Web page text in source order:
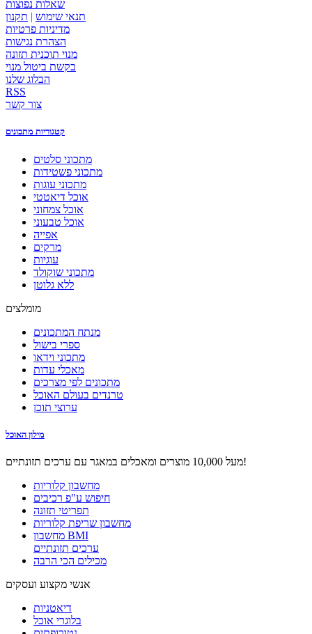
שאלות נפוצות
תנאי שימוש | תקנון
מדיניות פרטיות
הצהרת נגישות
מנוי תוכנית תזונה
בקשת ביטול מנוי
הבלוג שלנו
RSS
צור קשר
קטגוריות מתכונים
מתכוני סלטים
מתכוני פשטידות
מתכוני עוגות
אוכל דיאטטי
אוכל צמחוני
אוכל טבעוני
אפייה
מרקים
עוגיות
מתכוני שוקולד
ללא גלוטן
מומלצים
מנתח המתכונים
ספרי בישול
מתכוני וידאו
מאכלי עדות
מתכונים לפי מצרכים
טרנדים בעולם האוכל
ערוצי תוכן
מילון האוכל
מעל 10,000 מוצרים ומאכלים במאגר עם ערכים תזונתיים!
מחשבון קלוריות
חיפוש ע"פ רכיבים
תפריטי תזונה
מחשבון שריפת קלוריות
מחשבון BMI
ערכים תזונתיים
מכילים הכי הרבה
אנשי מקצוע ועסקים
דיאטניות
בלוגרי אוכל